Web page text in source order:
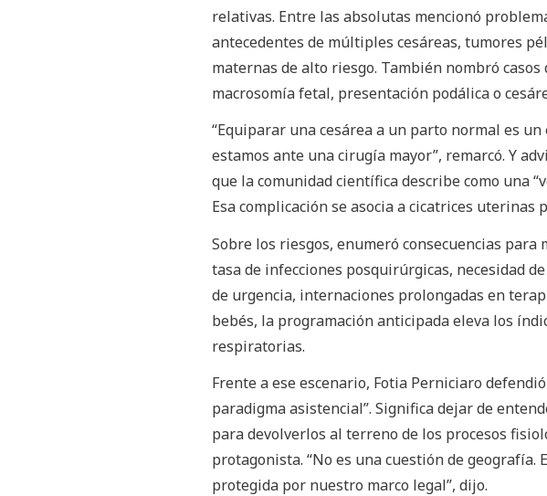
relativas. Entre las absolutas mencionó
antecedentes de múltiples cesáreas, tumores
maternas de alto riesgo. También nombró
macrosomía fetal, presentación podálica o
“Equiparar una cesárea a un parto normal es
estamos ante una cirugía mayor”, remarcó. Y
que la comunidad científica describe como una
Esa complicación se asocia a cicatrices uterinas
Sobre los riesgos, enumeró consecuencias para
tasa de infecciones posquirúrgicas, necesidad
de urgencia, internaciones prolongadas en
bebés, la programación anticipada eleva los
respiratorias.
Frente a ese escenario, Fotia Perniciaro
paradigma asistencial”. Significa dejar de
para devolverlos al terreno de los procesos
protagonista. “No es una cuestión de
protegida por nuestro marco legal”, dijo.